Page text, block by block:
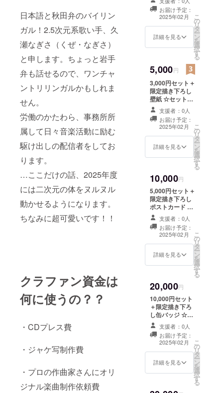
日本語と秋田弁のバイリン
ガル！2.5次元系歌い手、久
瀬なぎさ（くぜ・なぎさ）
と申します。ちょっと岩手
弁も話せるので、ワンチャ
ントリリンガルかもしれま
せん。
労働のかたわら、事務所所
属して日々音楽活動に励む
駆け出しの配信者をしてお
ります。
…ここだけの話、2025年度
には二次元の体をヌルヌル
動かせるようになります。
ちなみに超可愛いです！！
クラファン資金は
何に使うの？？
・CDプレス費
・ジャケ写制作費
・プロの作曲家さんにオリ
ジナル楽曲制作依頼費
ト内容☆ お名前
呼びありがとう
ボイス：mp3
収録時間２〜３
分程度 限定描き
付します。 ※備
考欄に呼んでほ
しいお名前をご
記載ください。
お届け予定：
2025年02月
詳細を見る
こ
の
リ
タ
ー
ン
を
選
択
す
る
5,000円
3,000円セット＋
限定描き下ろし
壁紙 ☆セット内
容☆ お名前呼び
ありがとうボイ
ス：mp3 収録
時間２〜３分程
度 限定描き下ろ
しアイコン：
ルを添付しま
す。 ※備考欄に
呼んでほしいお
名前をご記載く
ださい。
支援者：0人
お届け予定：
2025年02月
詳細を見る
こ
の
リ
タ
ー
ン
を
選
択
す
る
10,000円
5,000円セット＋
限定描き下ろし
ポストカード ☆
セット内容☆ お
名前呼びありが
とうボイス：
mp3 収録時間
２〜３分程度 限
定描き下ろしア
き下ろしポスト
カード：郵送
mp3形式、png
形式のものは
メールにファイ
ルを添付しま
す。 ※備考欄に
呼んでほしいお
名前をご記載く
ださい。
支援者：0人
お届け予定：
2025年02月
詳細を見る
こ
の
リ
タ
ー
ン
を
選
択
す
る
20,000円
10,000円セット
＋限定描き下ろ
し缶バッジ ☆
セット内容☆ お
名前呼びありが
とうボイス：
mp3 収録時間
２〜３分程度 限
定描き下ろしア
支援者：0人
お届け予定：
2025年02月
詳細を見る
こ
の
リ
タ
ー
ン
を
選
択
す
る